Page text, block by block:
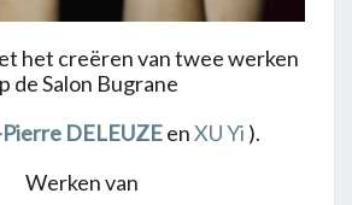
het creëren van twee werken
de Salon Bugrane
DELEUZEenXU Yi ).
Werken van